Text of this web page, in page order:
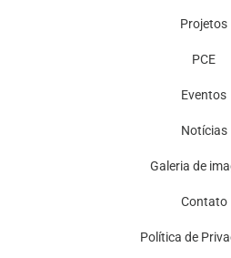
Projetos
PCE
Eventos
Notícias
Galeria de
Contato
Política de